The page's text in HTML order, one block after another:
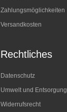
Zahlungsmöglichkeiten
Versandkosten
Rechtliches
Datenschutz
Umwelt und Entsorgung
Widerrufsrecht